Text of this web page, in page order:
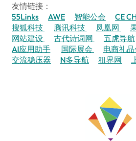
友情链接：
55Links
AWE 智能公会 CE
搜狐科技
腾讯科技 凤凰网
网站建设
古代诗词网 五虎导航
AI应用助手
国际展会
电商礼
交流稳压器
N多导航 租界网